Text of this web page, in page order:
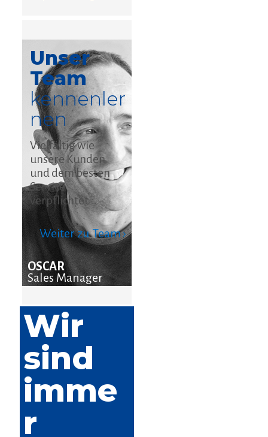
Unser
Team
kennenler
nen
Vielfältig wie
unsere Kunden
und dem besten
Service
verpflichtet.
Weiter zu Team ›
OSCAR
Sales Manager
Wir
sind
imme
r